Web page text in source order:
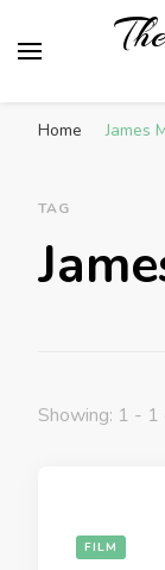
Home James
TAG
Showing: 1 - 1
FILM